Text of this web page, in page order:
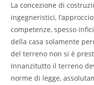
La concezione di
ingegneristici,
competenze, spesso
della casa solamente
del terreno non si è
Innanzitutto il terreno
norme di legge,